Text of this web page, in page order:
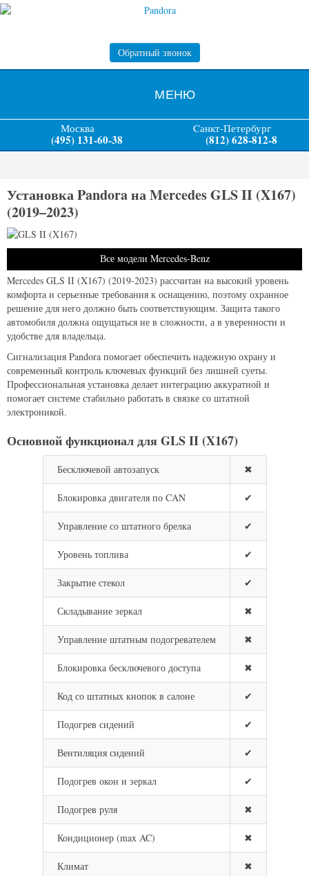
Обратный звонок
МЕНЮ
Москва
(495) 131-60-38
Cанкт-Петербург
(812) 628-812-8
Установка Pandora на Mercedes GLS II (X167)
(2019–2023)
Все модели Mercedes-Benz
Mercedes GLS II (X167) (2019-2023) рассчитан на высокий уровень
комфорта и серьезные требования к оснащению, поэтому охранное
решение для него должно быть соответствующим. Защита такого
автомобиля должна ощущаться не в сложности, а в уверенности и
удобстве для владельца.
Сигнализация Pandora помогает обеспечить надежную охрану и
современный контроль ключевых функций без лишней суеты.
Профессиональная установка делает интеграцию аккуратной и
помогает системе стабильно работать в связке со штатной
электроникой.
Основной функционал для GLS II (X167)
Бесключевой автозапуск ✖
Блокировка двигателя по CAN ✔
Управление со штатного брелка ✔
Уровень топлива ✔
Закрытие стекол ✔
Складывание зеркал ✖
Управление штатным подогревателем ✖
Блокировка бесключевого доступа ✖
Код со штатных кнопок в салоне ✔
Подогрев сидений ✔
Вентиляция сидений ✔
Подогрев окон и зеркал ✔
Подогрев руля ✖
Кондиционер (max AC) ✖
Климат ✖